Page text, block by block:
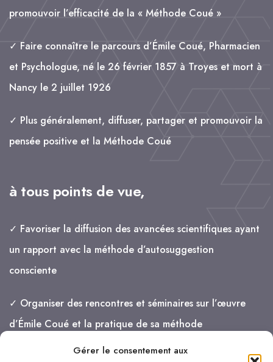
Gérer le consentement aux
promouvoir l’efficacité de la « Méthode Coué »
✓ Faire connaître le parcours d’Émile Coué, Pharmacien
et Psychologue, né le 26 février 1857 à Troyes et mort à
Nancy le 2 juillet 1926
✓ Plus généralement, diffuser, partager et promouvoir la
pensée positive et la Méthode Coué
à tous points de vue,
✓ Favoriser la diffusion des avancées scientifiques ayant
un rapport avec la méthode d’autosuggestion
consciente
✓ Organiser des rencontres et séminaires sur l’œuvre
d’Émile Coué et la pratique de sa méthode